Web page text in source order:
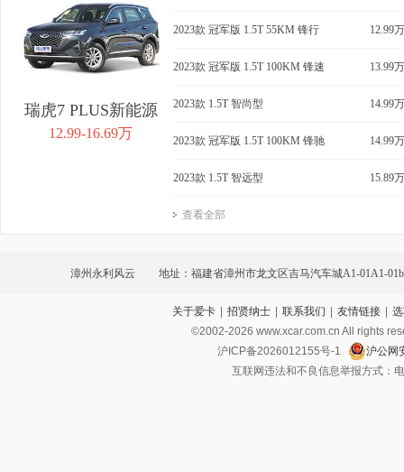
瑞虎7 PLUS新能源
12.99-16.69万
2023款 冠军版 1.5T 55KM 锋行 12.99万
2023款 冠军版 1.5T 100KM 锋速 13.99万
2023款 1.5T 智尚型 14.99万
2023款 冠军版 1.5T 100KM 锋驰 14.99万
2023款 1.5T 智远型 15.89万
查看全部
漳州永利风云 地址：福建省漳州市龙文区吉马汽车城A1-01A1-01b
关于爱卡 | 招贤纳士 | 联系我们 | 友情链接 |
©2002-2026 www.xcar.com.cn All rights
沪ICP备2026012155号-1
沪公网
互联网违法和不良信息举报方式：